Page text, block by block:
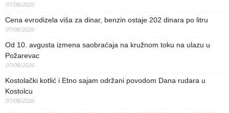
07/08/2026
Cena evrodizela viša za dinar, benzin ostaje 202 dinara po litru
07/08/2026
Od 10. avgusta izmena saobraćaja na kružnom toku na ulazu u
Požarevac
07/08/2026
Kostolački kotlić i Etno sajam održani povodom Dana rudara u
Kostolcu
07/08/2026